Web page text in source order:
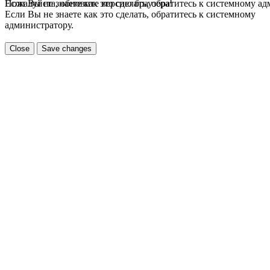
Если Вы не знаете как это сделать, обратитесь к системному
Пожалуйста, обновите версию браузера!
Если Вы не знаете как это сделать, обратитесь к системному
администратору.
Close Save changes